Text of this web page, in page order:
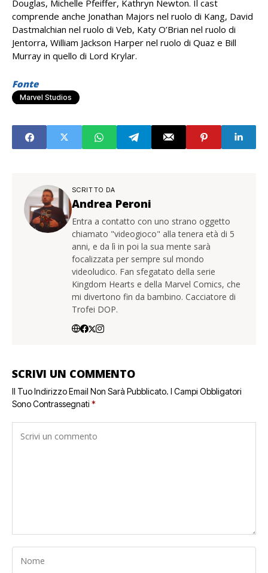
Douglas, Michelle Pfeiffer, Kathryn Newton. Il cast
comprende anche Jonathan Majors nel ruolo di Kang, David
Dastmalchian nel ruolo di Veb, Katy O’Brian nel ruolo di
Jentorra, William Jackson Harper nel ruolo di Quaz e Bill
Murray in quello di Lord Krylar.
Fonte
Marvel Studios
SCRITTO DA
Andrea Peroni
Entra a contatto con uno strano oggetto
chiamato "videogioco" alla tenera età di 5
anni, e da lì in poi la sua mente sarà
focalizzata per sempre sul mondo
videoludico. Fan sfegatato della serie
Kingdom Hearts e della Marvel Comics, che
mi divertono fin da bambino. Cacciatore di
Trofei DOP.
SCRIVI UN COMMENTO
Il Tuo Indirizzo Email Non Sarà Pubblicato. I Campi Obbligatori
Sono Contrassegnati *